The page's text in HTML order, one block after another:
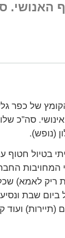
של כפר
מותג על 458, הנוף
(נופש).
המחויבות
(ובית ריק
ביום שבת
(תיירות)